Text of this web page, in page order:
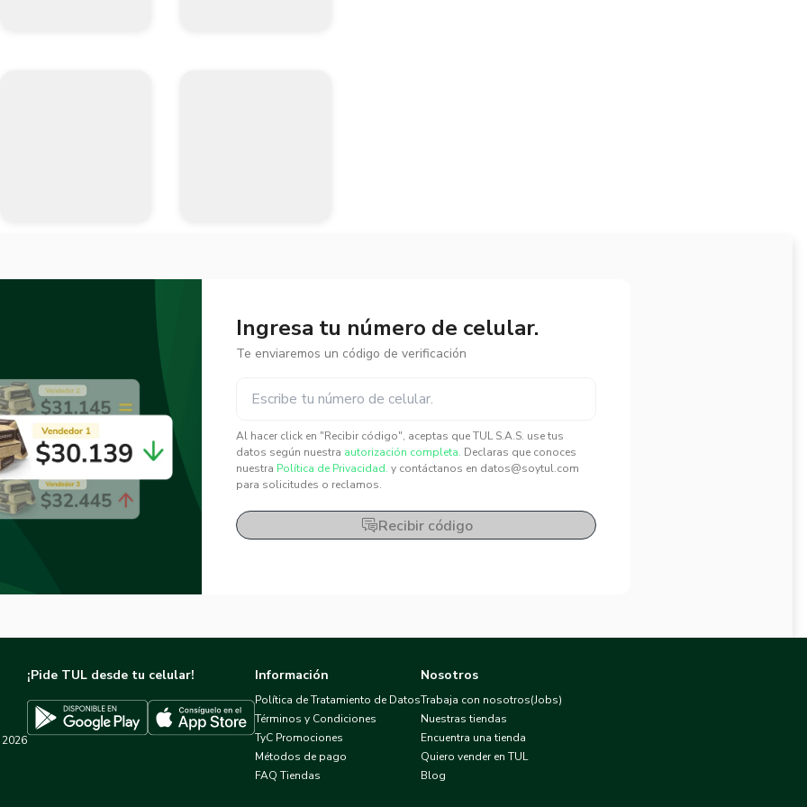
Ingresa tu número de celular.
Te enviaremos un código de verificación
Al hacer click en "Recibir código", aceptas que TUL S.A.S. use tus
datos según nuestra autorización completa. Declaras que conoces
nuestra Política de Privacidad. y contáctanos en datos@soytul.com
para solicitudes o reclamos.
Recibir código
2026
¡Pide TUL desde tu celular!
Descargar TUL en Google PlayDescargar TUL en App Store
Información
Política de Tratamiento de Datos
Términos y Condiciones
TyC Promociones
Métodos de pago
FAQ Tiendas
Nosotros
Trabaja con nosotros(Jobs)
Nuestras tiendas
Encuentra una tienda
Quiero vender en TUL
Blog